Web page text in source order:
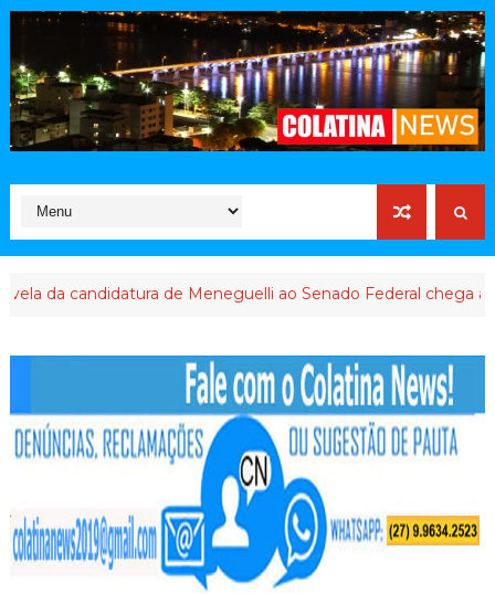
candidatura de Meneguelli ao Senado Federal chega ao final